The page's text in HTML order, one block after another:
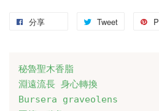
分享 Tweet
秘魯聖木香脂
淵遠流長 身心轉換
Bursera graveolens